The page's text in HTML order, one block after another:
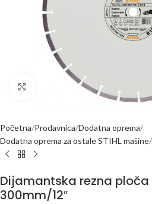
Kliknite za uvećanje
Početna Prodavnica Dodatna oprema
Dodatna oprema za ostale STIHL mašine
Dijamantska rezna ploča
300mm/12″